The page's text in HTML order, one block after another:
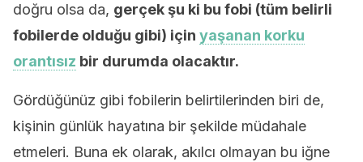
doğru olsa da, gerçek şu ki bu fobi (tüm belirli
fobilerde olduğu gibi) için yaşanan korku
orantısız bir durumda olacaktır.
Gördüğünüz gibi fobilerin belirtilerinden biri de,
kişinin günlük hayatına bir şekilde müdahale
etmeleri. Buna ek olarak, akılcı olmayan bu iğne